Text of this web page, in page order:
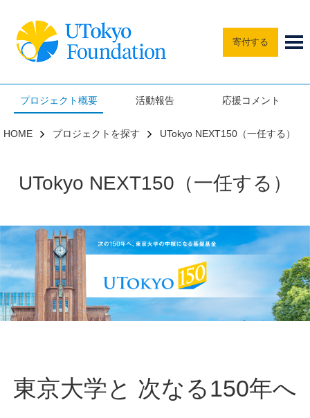
寄付する
HOME プロジェクトを探す UTokyo NEXT150（一任する）
UTokyo NEXT150（一任する）
東京大学と 次なる150年へ
プロジェクト概要 活動報告 応援コメント